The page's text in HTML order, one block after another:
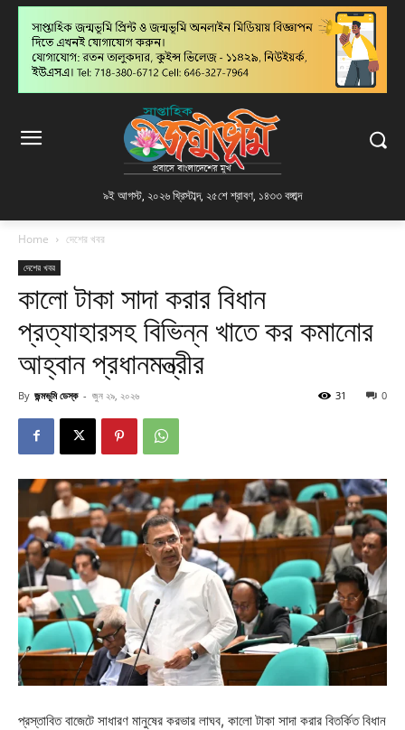
৯ই আগস্ট, ২০২৬ খ্রিস্টাব্দ, ২৫শে শ্রাবণ, ১৪৩৩ বঙ্গাব্দ
Home দেশের খবর
দেশের খবর
কালো টাকা সাদা করার বিধান
প্রত্যাহারসহ বিভিন্ন খাতে কর কমানোর
আহ্বান প্রধানমন্ত্রীর
By জন্মভূমি ডেস্ক - জুন ২৯, ২০২৬ 0
31
প্রস্তাবিত বাজেটে সাধারণ মানুষের করভার লাঘব, কালো টাকা সাদা করার বিতর্কিত বিধান